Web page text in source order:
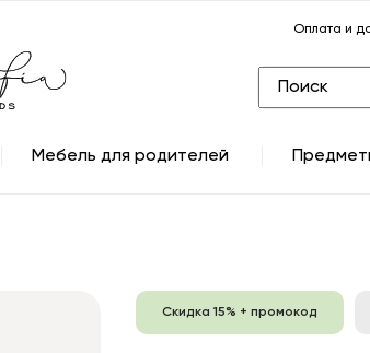
Оплата и
Мебель для родителей
Скидка 15% + промокод